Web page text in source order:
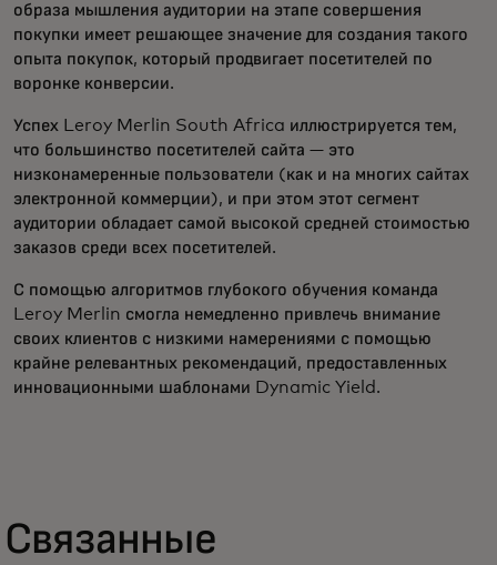
образа мышления аудитории на этапе совершения
покупки имеет решающее значение для создания такого
опыта покупок, который продвигает посетителей по
воронке конверсии.
Успех Leroy Merlin South Africa иллюстрируется тем,
что большинство посетителей сайта — это
низконамеренные пользователи (как и на многих сайтах
электронной коммерции), и при этом этот сегмент
аудитории обладает самой высокой средней стоимостью
заказов среди всех посетителей.
С помощью алгоритмов глубокого обучения команда
Leroy Merlin смогла немедленно привлечь внимание
своих клиентов с низкими намерениями с помощью
крайне релевантных рекомендаций, предоставленных
инновационными шаблонами Dynamic Yield.
Связанные